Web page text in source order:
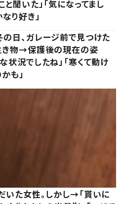
と聞いた」「気になってまし
なり好き」
日、ガレージ前で見つけた
き物→保護後の現在の姿
状況でしたね」「寒くて動け
も」
た女性。しかし→「貰いに